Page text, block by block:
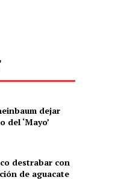
dejar
del ‘Mayo’
destrabar con
de aguacate